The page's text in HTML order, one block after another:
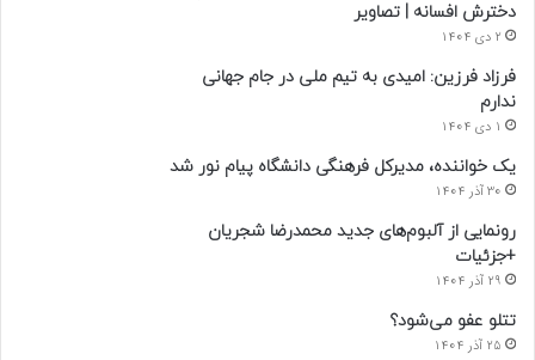
دخترش افسانه | تصاویر
2 دی 1404
فرزاد فرزین: امیدی به تیم ملی در جام جهانی
ندارم
1 دی 1404
یک خواننده، مدیرکل فرهنگی دانشگاه پیام نور شد
30 آذر 1404
رونمایی از آلبوم‌های جدید محمدرضا شجریان
+جزئیات
29 آذر 1404
تتلو عفو می‌شود؟
25 آذر 1404